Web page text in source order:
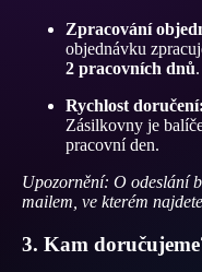
Zpracování
objednávku
2 pracovních dnů.
Rychlost doručení:
Zásilkovny je
pracovní den.
Upozornění: O odeslání
mailem, ve kterém
3. Kam